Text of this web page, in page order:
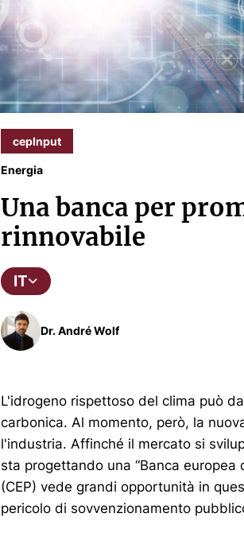
cepInput
Energia
Una banca per
rinnovabile
IT
Dr. André Wolf
L'idrogeno rispettoso del clima può
carbonica. Al momento, però, la
l'industria. Affinché il mercato si
sta progettando una “Banca europea
(CEP) vede grandi opportunità in
pericolo di sovvenzionamento